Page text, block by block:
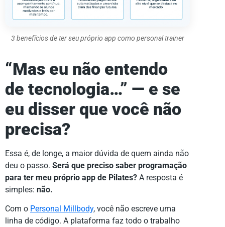
3 benefícios de ter seu próprio app como personal trainer
“Mas eu não entendo
de tecnologia…” — e se
eu disser que você não
precisa?
Essa é, de longe, a maior dúvida de quem ainda não
deu o passo. Será que preciso saber programação
para ter meu próprio app de Pilates? A resposta é
simples: não.
Com o Personal Millbody, você não escreve uma
linha de código. A plataforma faz todo o trabalho